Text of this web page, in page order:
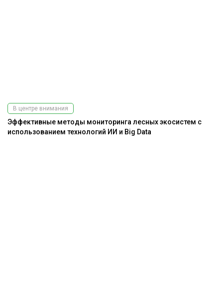
В центре внимания
Эффективные методы мониторинга лесных экосистем с
использованием технологий ИИ и Big Data